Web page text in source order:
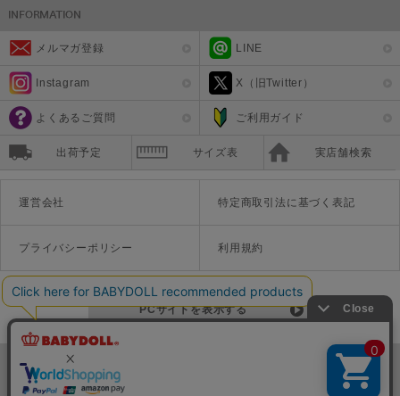
メルマガ登録 LINE
Instagram X（旧Twitter）
よくあるご質問 ご利用ガイド
出荷予定 サイズ表 実店舗検索
運営会社 特定商取引法に基づく表記
プライバシーポリシー 利用規約
PCサイトを表示する
©Disney ©Disney/Pixar ©Disney. Based on the "Winnie the Pooh" works by A.A. Milne and E.H. Shepard.